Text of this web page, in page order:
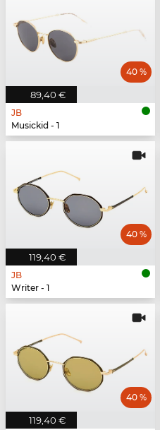
89,40 €
40 %
JB
Musickid - 1
119,40 €
40 %
JB
Writer - 1
119,40 €
40 %